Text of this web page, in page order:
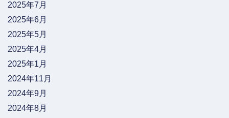
2025年7月
2025年6月
2025年5月
2025年4月
2025年1月
2024年11月
2024年9月
2024年8月